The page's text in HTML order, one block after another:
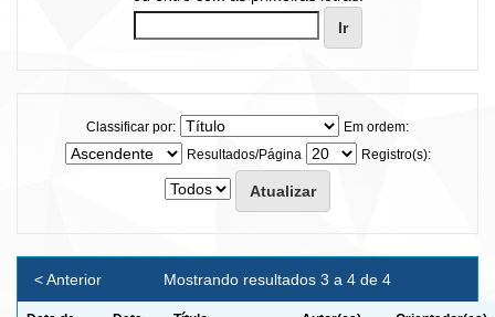
Classificar por:
Em ordem:
Resultados/Página
Registro(s):
Mostrando resultados 3 a 4 de 4
< Anterior